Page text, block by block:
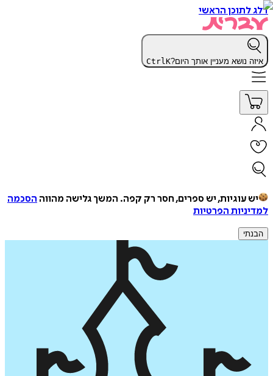
דלג לתוכן הראשי
איזה נושא מעניין אותך היום? CtrlK
יש עוגיות, יש ספרים, חסר רק קפה. המשך גלישה מהווה הסכמה
למדיניות הפרטיות
הבנתי